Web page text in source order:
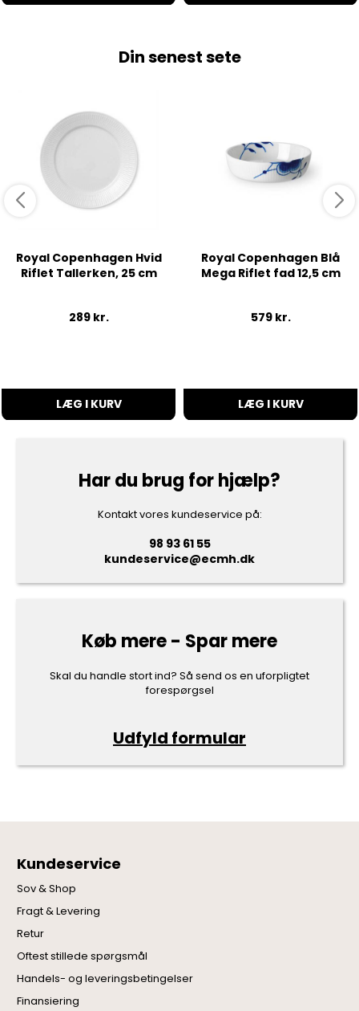
Din senest sete
Royal Copenhagen Hvid
Riflet Tallerken, 25 cm
289 kr.
LÆG I KURV
Royal Copenhagen Blå
Mega Riflet fad 12,5 cm
579 kr.
LÆG I KURV
Har du brug for hjælp?
Kontakt vores kundeservice på:
98 93 61 55
kundeservice@ecmh.dk
Køb mere - Spar mere
Skal du handle stort ind? Så send os en uforpligtet
forespørgsel
Udfyld formular
Kundeservice
Sov & Shop
Fragt & Levering
Retur
Oftest stillede spørgsmål
Handels- og leveringsbetingelser
Finansiering